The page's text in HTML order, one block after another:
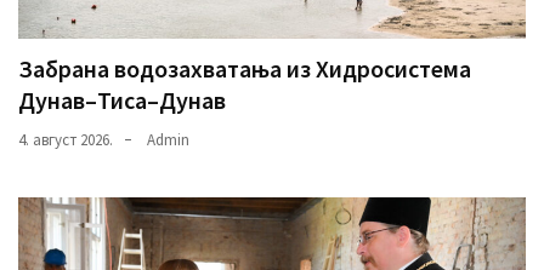
Забрана водозахватања из Хидросистема
Дунав–Тиса–Дунав
4. август 2026. Admin